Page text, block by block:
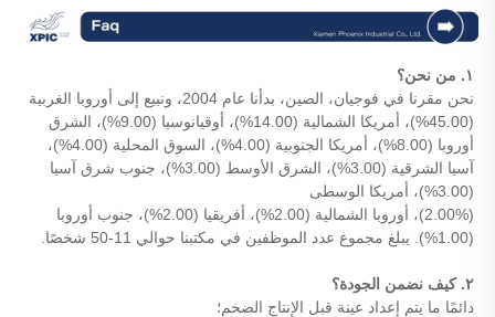
١. من نحن؟
نحن مقرنا في فوجيان، الصين، بدأنا عام 2004، ونبيع إلى أوروبا الغربية
(45.00%)، أمريكا الشمالية (14.00%)، أوقيانوسيا (9.00%)، الشرق
أوروبا (8.00%)، أمريكا الجنوبية (4.00%)، السوق المحلية (4.00%)،
آسيا الشرقية (3.00%)، الشرق الأوسط (3.00%)، جنوب شرق آسيا
(3.00%)، أمريكا الوسطى
(2.00%)، أوروبا الشمالية (2.00%)، أفريقيا (2.00%)، جنوب أوروبا
(1.00%). يبلغ مجموع عدد الموظفين في مكتبنا حوالي 11-50 شخصًا.
٢. كيف نضمن الجودة؟
دائمًا ما يتم إعداد عينة قبل الإنتاج الضخم؛